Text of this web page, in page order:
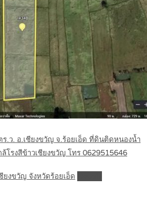
.ว. อ.เชียงขวัญ จ.ร้อยเอ็ด ที่ดินติดหนองน้ำ
โรงสีข้าวเชียงขวัญ โทร 0629515646
ยงขวัญ จังหวัดร้อยเอ็ด